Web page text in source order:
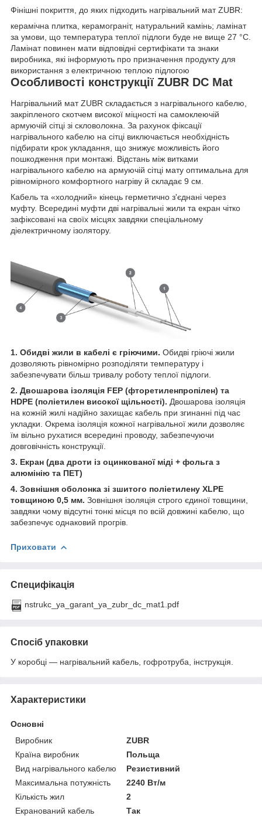
Фінішні покриття, до яких підходить нагрівальний мат ZUBR:
керамічна плитка, керамограніт, натуральний камінь; ламінат
за умови, що температура теплої підлоги буде не вище 27 °C.
Ламінат повинен мати відповідні сертифікати та знаки
виробника, які інформують про призначення продукту для
використання з електричною теплою підлогою
Особливості конструкції ZUBR DC Mat
Нагрівальний мат ZUBR складається з нагрівального кабелю,
закріпленого скотчем високої міцності на самоклеючій
армуючій сітці зі скловолокна. За рахунок фіксації
нагрівального кабелю на сітці виключається необхідність
підбирати крок укладання, що знижує можливість його
пошкодження при монтажі. Відстань між витками
нагрівального кабелю на армуючій сітці мату оптимальна для
рівномірного комфортного нагріву й складає 9 см.
Кабель та «холодний» кінець герметично з'єднані через
муфту. Всередині муфти дві нагрівальні жили та екран чітко
зафіксовані на своїх місцях завдяки спеціальному
діелектричному ізолятору.
1. Обидві жили в кабелі є гріючими. Обидві гріючі жили
дозволяють рівномірно розподіляти температуру і
забезпечувати більш тривалу роботу теплої підлоги.
2. Двошарова ізоляція FEP (фторетиленпропілен) та
HDPE (поліетилен високої щільності). Двошарова ізоляція
на кожній жилі надійно захищає кабель при згинанні під час
укладки. Окрема ізоляція кожної нагрівальної жили дозволяє
їм вільно рухатися всередині проводу, забезпечуючи
довговічність конструкції.
3. Екран (два дроти із оцинкованої міді + фольга з
алюмінію та ПЕТ)
4. Зовнішня оболонка зі зшитого поліетилену XLPE
товщиною 0,5 мм. Зовнішня ізоляція строго єдиної товщини,
завдяки чому відсутні тонкі місця по всій довжині кабелю, що
забезпечує однаковий прогрів.
Приховати
Специфікація
nstrukc_ya_garant_ya_zubr_dc_mat1.pdf
Спосіб упаковки
У коробці — нагрівальний кабель, гофротруба, інструкція.
Характеристики
Основні
Виробник
ZUBR
Країна виробник
Польща
Вид нагрівального кабелю
Резистивний
Максимальна потужність
2240 Вт/м
Кількість жил
2
Екранований кабель
Так